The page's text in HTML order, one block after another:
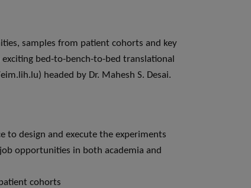
samples from patient cohorts and key
bed-to-bench-to-bed translational
headed by Dr. Mahesh S. Desai.
to design and execute the experiments
opportunities in both academia and
cohorts